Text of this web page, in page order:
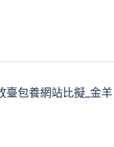
臺包養網站比擬_金羊